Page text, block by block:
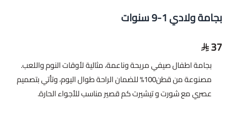
بجامة ولادي 1-9 سنوات
37
بجامة اطفال صيفي مريحة وناعمة، مثالية لأوقات النوم واللعب.
مصنوعة من قطن100% للضمان الراحة طوال اليوم، وتأتي بتصميم
عصري مع شورت و تيشيرت كم قصير مناسب للأجواء الحارة.